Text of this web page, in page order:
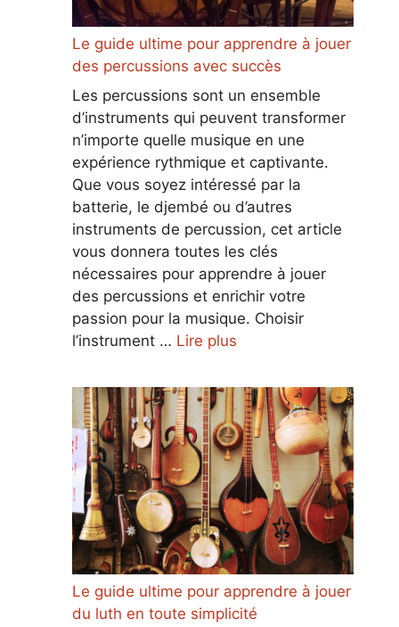
Le guide ultime pour apprendre à jouer
des percussions avec succès
Les percussions sont un ensemble
d’instruments qui peuvent transformer
n’importe quelle musique en une
expérience rythmique et captivante.
Que vous soyez intéressé par la
batterie, le djembé ou d’autres
instruments de percussion, cet article
vous donnera toutes les clés
nécessaires pour apprendre à jouer
des percussions et enrichir votre
passion pour la musique. Choisir
l’instrument … Lire plus
Le guide ultime pour apprendre à jouer
du luth en toute simplicité